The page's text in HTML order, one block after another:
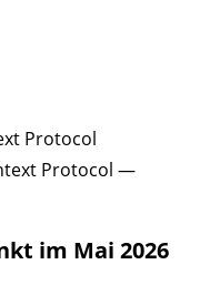
Protocol —
im Mai 2026